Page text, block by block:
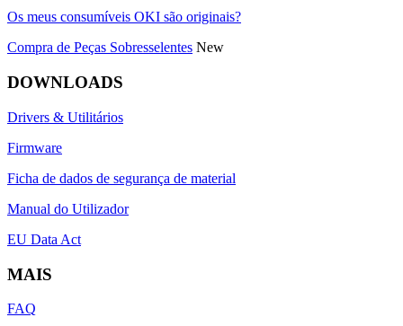
Os meus consumíveis OKI são originais?
Compra de Peças Sobresselentes New
DOWNLOADS
Drivers & Utilitários
Firmware
Ficha de dados de segurança de material
Manual do Utilizador
EU Data Act
MAIS
FAQ